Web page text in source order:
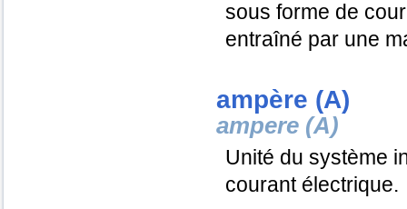
sous forme de
entraîné par une
ampère (A)
ampere (A)
Unité du système
courant électrique.